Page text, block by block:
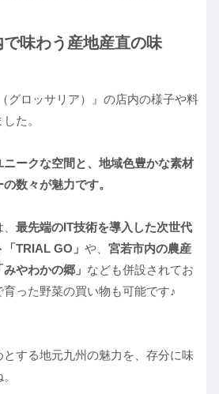
味わう産地産直の味
グロッサリア）』の店内の様子や料
た。
ークな空間と、地域色豊かな素材
数々が魅力です。
最先端のIT技術を導入した次世代
TRIAL GO」 や、 宮若市内の農産
やわかの郷」 なども併設されてお
った野菜の買い物も可能です♪
する地元九州の魅力を、存分に味